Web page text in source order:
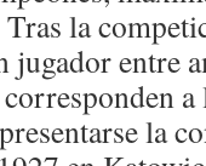
la
jugador entre
la